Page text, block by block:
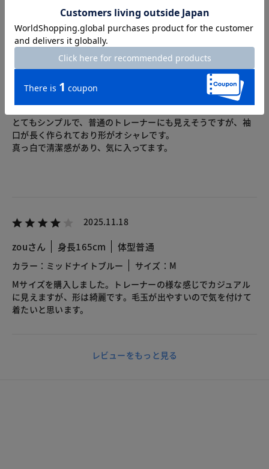
2025.12.22
にこにこ 身長163cm
カラー：ホワイト
サイズ：L
とてもシンプルで、普通のトレーナーにも見えそうですが、袖
口が長く作られており形がオシャレです。
真っ白で清潔感があり、気に入ってます。
2025.11.18
zouさん 身長165cm 体型普通
カラー：ミッドナイトブルー
サイズ：M
Mサイズを購入しました。トレーナーの様な感じでカジュアル
に見えますが、形は綺麗です。毛玉が出やすいので気を付けて
着たいと思います。
レビューをもっと見る